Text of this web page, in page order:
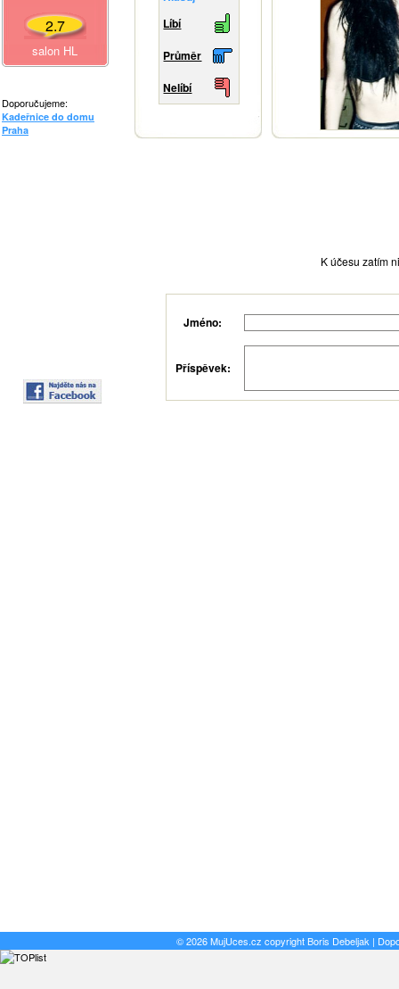
2.7
salon HL
Doporučujeme:
Kadeřnice do domu
Praha
Líbí
Průměr
Nelíbí
K účesu zatím
Jméno:
Příspěvek:
© 2026 MujUces.cz copyrightBoris Debeljak |